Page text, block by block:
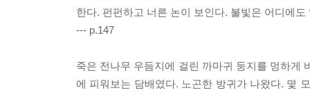
한다. 펀펀하고 너른 논이 보인다. 불빛은 어디에
--- p.147
죽은 전나무 우듬지에 걸린 까마귀 둥지를 멍하게
에 피워보는 담배였다. 노곤한 방귀가 나왔다. 몇